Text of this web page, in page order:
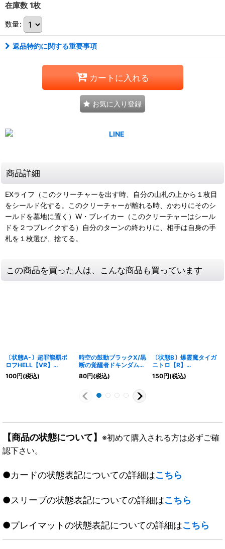
在庫数 1枚
数量:
返品特約に関する重要事項
カートに入れる
お気に入り登録
商品詳細
EXライフ（このクリーチャーを出す時、自分の山札の上から１枚目
をシールド化する。このクリーチャーが離れる時、かわりにそのシ
ールドを墓地に置く）W・ブレイカー（このクリーチャーはシール
ドを２つブレイクする）自分のターンの終わりに、相手は自身の手
札を１枚選び、捨てる。
この商品を買った人は、こんな商品も買っています
〔状態A-〕超罪龍覇ボ
ロフHELL【VR】
{EX1732/138}《闇》
100円(税込)
時空の鼓動ブラックX/黒
断の覚醒者ドキンダム
BLACK【-】
{BD217b/27/7a/27}
80円(税込)
〔状態B〕爆霊魔タイガ
ニトロ【R】
{DMR1413/55}《闇》
150円(税込)
【商品の状態について】 ※初めて購入される方は必ずご確
認下さい。
●カードの状態表記についての詳細はこちら
●スリーブの状態表記についての詳細はこちら
●プレイマットの状態表記についての詳細はこちら